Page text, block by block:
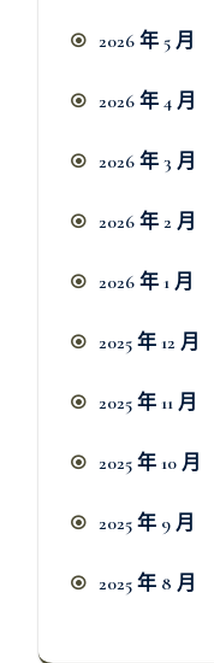
2026 年 5 月
2026 年 4 月
2026 年 3 月
2026 年 2 月
2026 年 1 月
2025 年 12 月
2025 年 11 月
2025 年 10 月
2025 年 9 月
2025 年 8 月